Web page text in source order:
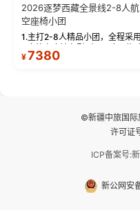
©新疆中旅国际
许可证
ICP备案号: